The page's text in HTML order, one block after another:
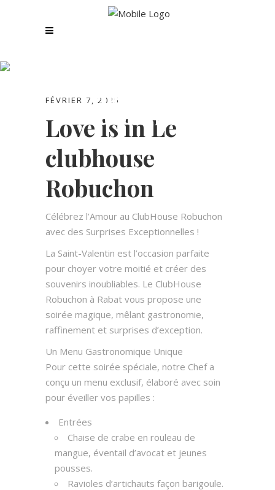
clubhouse
Robuchon
FÉVRIER 7, 2025
Love is in Le
clubhouse
Robuchon
Célébrez l’Amour au ClubHouse Robuchon
avec des Surprises Exceptionnelles !
La Saint-Valentin est l’occasion parfaite
pour choyer votre moitié et créer des
souvenirs inoubliables. Le ClubHouse
Robuchon à Rabat vous propose une
soirée magique, mêlant gastronomie,
raffinement et surprises d’exception.
Un Menu Gastronomique Unique
Pour cette soirée spéciale, notre Chef a
conçu un menu exclusif, élaboré avec soin
pour éveiller vos papilles :
Entrées
Chaise de crabe en rouleau de
mangue, éventail d’avocat et jeunes
pousses.
Ravioles d’artichauts façon barigoule.